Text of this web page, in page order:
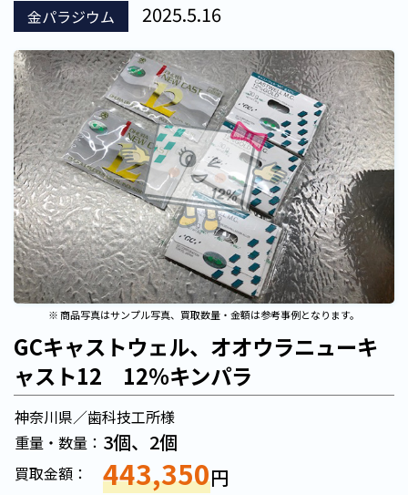
金パラジウム 2025.5.16
※ 商品写真はサンプル写真、買取数量・金額は参考事例となります。
GCキャストウェル、オオウラニューキ
ャスト12 12％キンパラ
神奈川県／歯科技工所様
重量・数量： 3個、2個
買取金額： 443,350円